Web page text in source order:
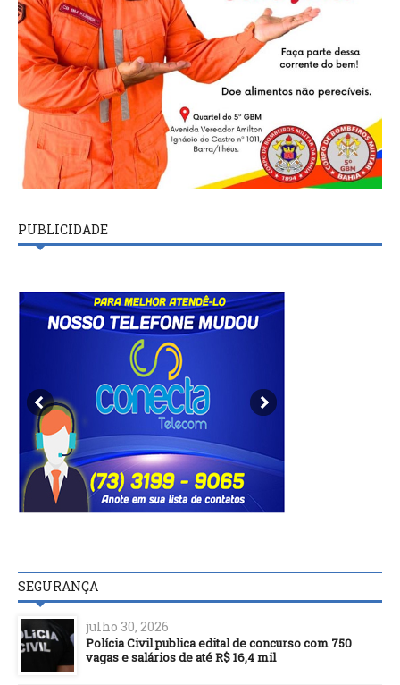
PUBLICIDADE
SEGURANÇA
julho 30, 2026
Polícia Civil publica edital de concurso com 750
vagas e salários de até R$ 16,4 mil